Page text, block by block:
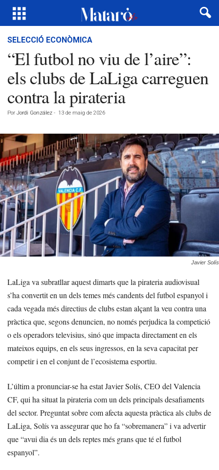
SELECCIÓ ECONÒMICA
“El futbol no viu de l’aire”:
els clubs de LaLiga carreguen
contra la pirateria
Por Jordi González - 13 de maig de 2026
Javier Solís
LaLiga va subratllar aquest dimarts que la pirateria audiovisual
s’ha convertit en un dels temes més candents del futbol espanyol i
cada vegada més directius de clubs estan alçant la veu contra una
pràctica que, segons denuncien, no només perjudica la competició
o els operadors televisius, sinó que impacta directament en els
mateixos equips, en els seus ingressos, en la seva capacitat per
competir i en el conjunt de l’ecosistema esportiu.
L’últim a pronunciar-se ha estat Javier Solís, CEO del Valencia
CF, qui ha situat la pirateria com un dels principals desafiaments
del sector. Preguntat sobre com afecta aquesta pràctica als clubs de
LaLiga, Solís va assegurar que ho fa “sobremanera” i va advertir
que “avui dia és un dels reptes més grans que té el futbol
espanyol”.